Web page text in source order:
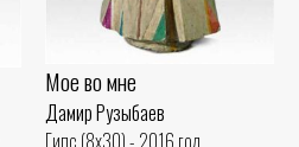
Мое во мне
Дамир Рузыбаев
Гипс (8x30) - 2016 год